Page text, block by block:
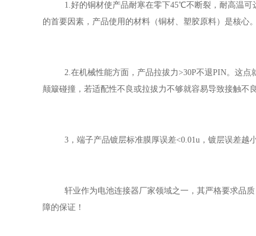
1.好的铜材使产品耐寒在零下45℃不断裂，耐高温可
的首要因素，产品使用的材料（铜材、塑胶原料）是核心。
2.在机械性能方面，产品拉拔力>30P不退PIN。这点
颠簸碰撞，若适配性不良或拉拔力不够就容易导致接触不良
3，端子产品镀层标准膜厚误差<0.01u ，镀层误差越
轩业作为电池连接器厂家领域之一，其严格要求品
障的保证！